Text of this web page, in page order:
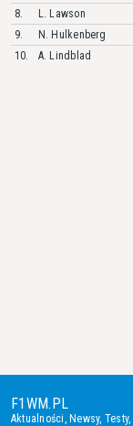
8.
L. Lawson
9.
N. Hulkenberg
10.
A. Lindblad
F1WM.PL
Aktualności,Newsy, Testy,